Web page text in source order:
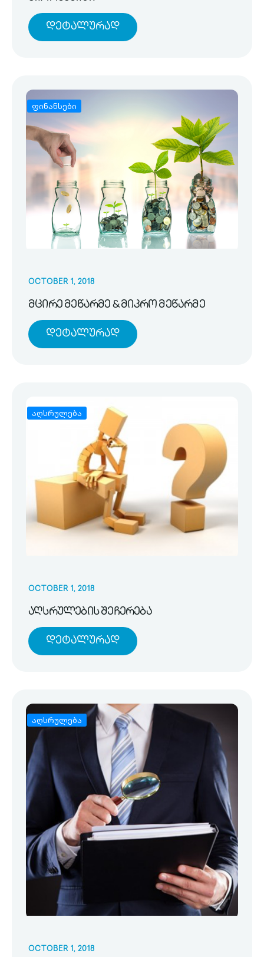
Დეტალურად
ფინანსები
OCTOBER 1, 2018
მცირე მეწარმე & მიკრო მეწარმე
Დეტალურად
აღსრულება
OCTOBER 1, 2018
აღსრულების შეჩერება
Დეტალურად
აღსრულება
OCTOBER 1, 2018